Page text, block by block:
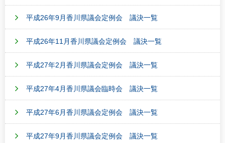
平成26年9月香川県議会定例会 議決一覧
平成26年11月香川県議会定例会 議決一覧
平成27年2月香川県議会定例会 議決一覧
平成27年4月香川県議会臨時会 議決一覧
平成27年6月香川県議会定例会 議決一覧
平成27年9月香川県議会定例会 議決一覧